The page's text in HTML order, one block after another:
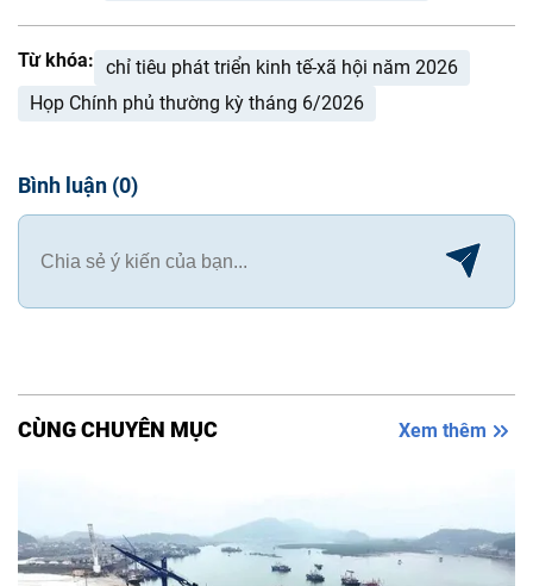
Từ khóa: chỉ tiêu phát triển kinh tế-xã hội năm 2026
Họp Chính phủ thường kỳ tháng 6/2026
Bình luận (0)
CÙNG CHUYÊN MỤC Xem thêm